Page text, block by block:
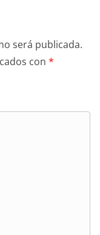
será publicada.
con *